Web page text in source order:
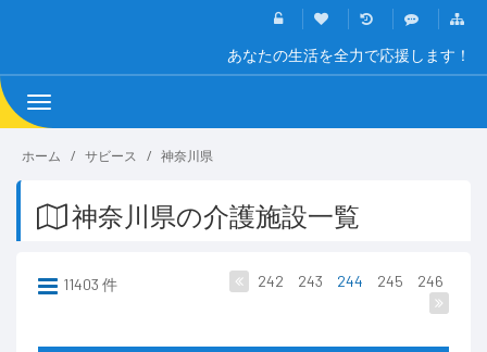
あなたの生活を全力で応援します！
Toggle
navigation
ホーム サビース 神奈川県
神奈川県の介護施設一覧
11403 件 242 243 244 245 246